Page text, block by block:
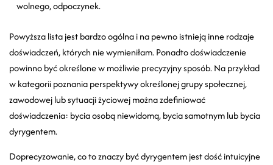
wolnego, odpoczynek.
Powyższa lista jest bardzo ogólna i na pewno istnieją inne rodzaje
doświadczeń, których nie wymieniłam. Ponadto doświadczenie
powinno być określone w możliwie precyzyjny sposób. Na przykład
w kategorii poznania perspektywy określonej grupy społecznej,
zawodowej lub sytuacji życiowej można zdefiniować
doświadczenia: bycia osobą niewidomą, bycia samotnym lub bycia
dyrygentem.
Doprecyzowanie, co to znaczy być dyrygentem jest dość intuicyjne